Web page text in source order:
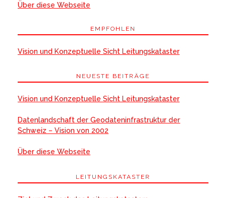
Über diese Webseite
EMPFOHLEN
Vision und Konzeptuelle Sicht Leitungskataster
NEUESTE BEITRÄGE
Vision und Konzeptuelle Sicht Leitungskataster
Datenlandschaft der Geodateninfrastruktur der
Schweiz – Vision von 2002
Über diese Webseite
LEITUNGSKATASTER